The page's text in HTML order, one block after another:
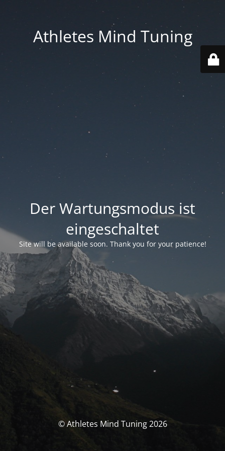
Athletes Mind Tuning
Der Wartungsmodus ist
eingeschaltet
Site will be available soon. Thank you for your patience!
© Athletes Mind Tuning 2026